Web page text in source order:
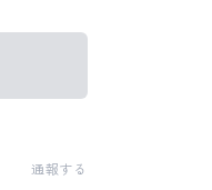
通報する